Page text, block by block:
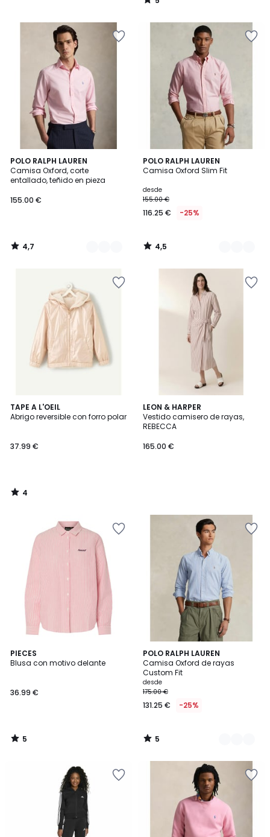
/
POLO RALPH LAUREN
Camisa Oxford, corte
entallado, teñido en pieza
155.00 €
4,7
/ 5
3
Colores
4,7
/
POLO RALPH LAUREN
Camisa Oxford Slim Fit
desde
155.00 €
116.25 € -25%
4,5
/ 5
3
Colores
4,5
/
TAPE A L'OEIL
Abrigo reversible con forro polar
37.99 €
4
/
4
/
LEON & HARPER
Vestido camisero de rayas,
REBECCA
165.00 €
PIECES
Blusa con motivo delante
36.99 €
5
/
5
/
POLO RALPH LAUREN
Camisa Oxford de rayas
Custom Fit
desde
175.00 €
131.25 € -25%
5
/
5
3
Colores
5
/